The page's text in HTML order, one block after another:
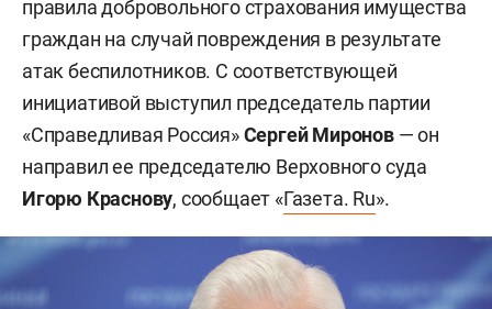
правила добровольного страхования имущества
граждан на случай повреждения в результате
атак беспилотников. С соответствующей
инициативой выступил председатель партии
«Справедливая Россия»Сергей Миронов— он
направил ее председателю Верховного суда
Игорю Краснову, сообщает «Газета. Ru».